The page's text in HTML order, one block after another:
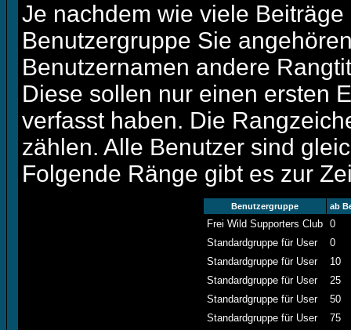
Je nachdem wie viele
Benutzergruppe Sie
Benutzernamen andere
Diese sollen nur einen ersten
verfasst haben. Die
zählen. Alle Benutzer sind
Folgende Ränge gibt es zur
Benutzergruppe ab
Frei Wild Supporters Club 0
Standardgruppe für User
0
Standardgruppe für User
10
Standardgruppe für User
25
Standardgruppe für User
50
Standardgruppe für User
75